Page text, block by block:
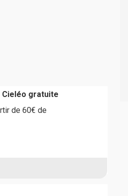
Cieléo gratuite
de 60€ de